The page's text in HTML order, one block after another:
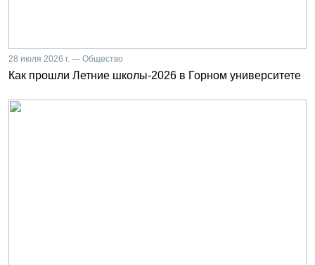
28 июля 2026 г. — Общество
Как прошли Летние школы-2026 в Горном университете